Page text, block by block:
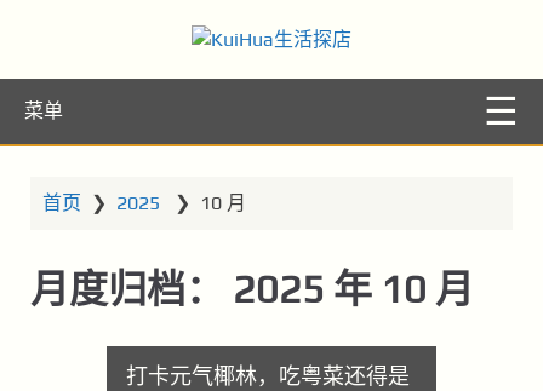
KuiHua生活探
店
菜单
首页 ❯ 2025 ❯ 10 月
月度归档： 2025 年 10 月
打卡元气椰林，吃粤菜还得是